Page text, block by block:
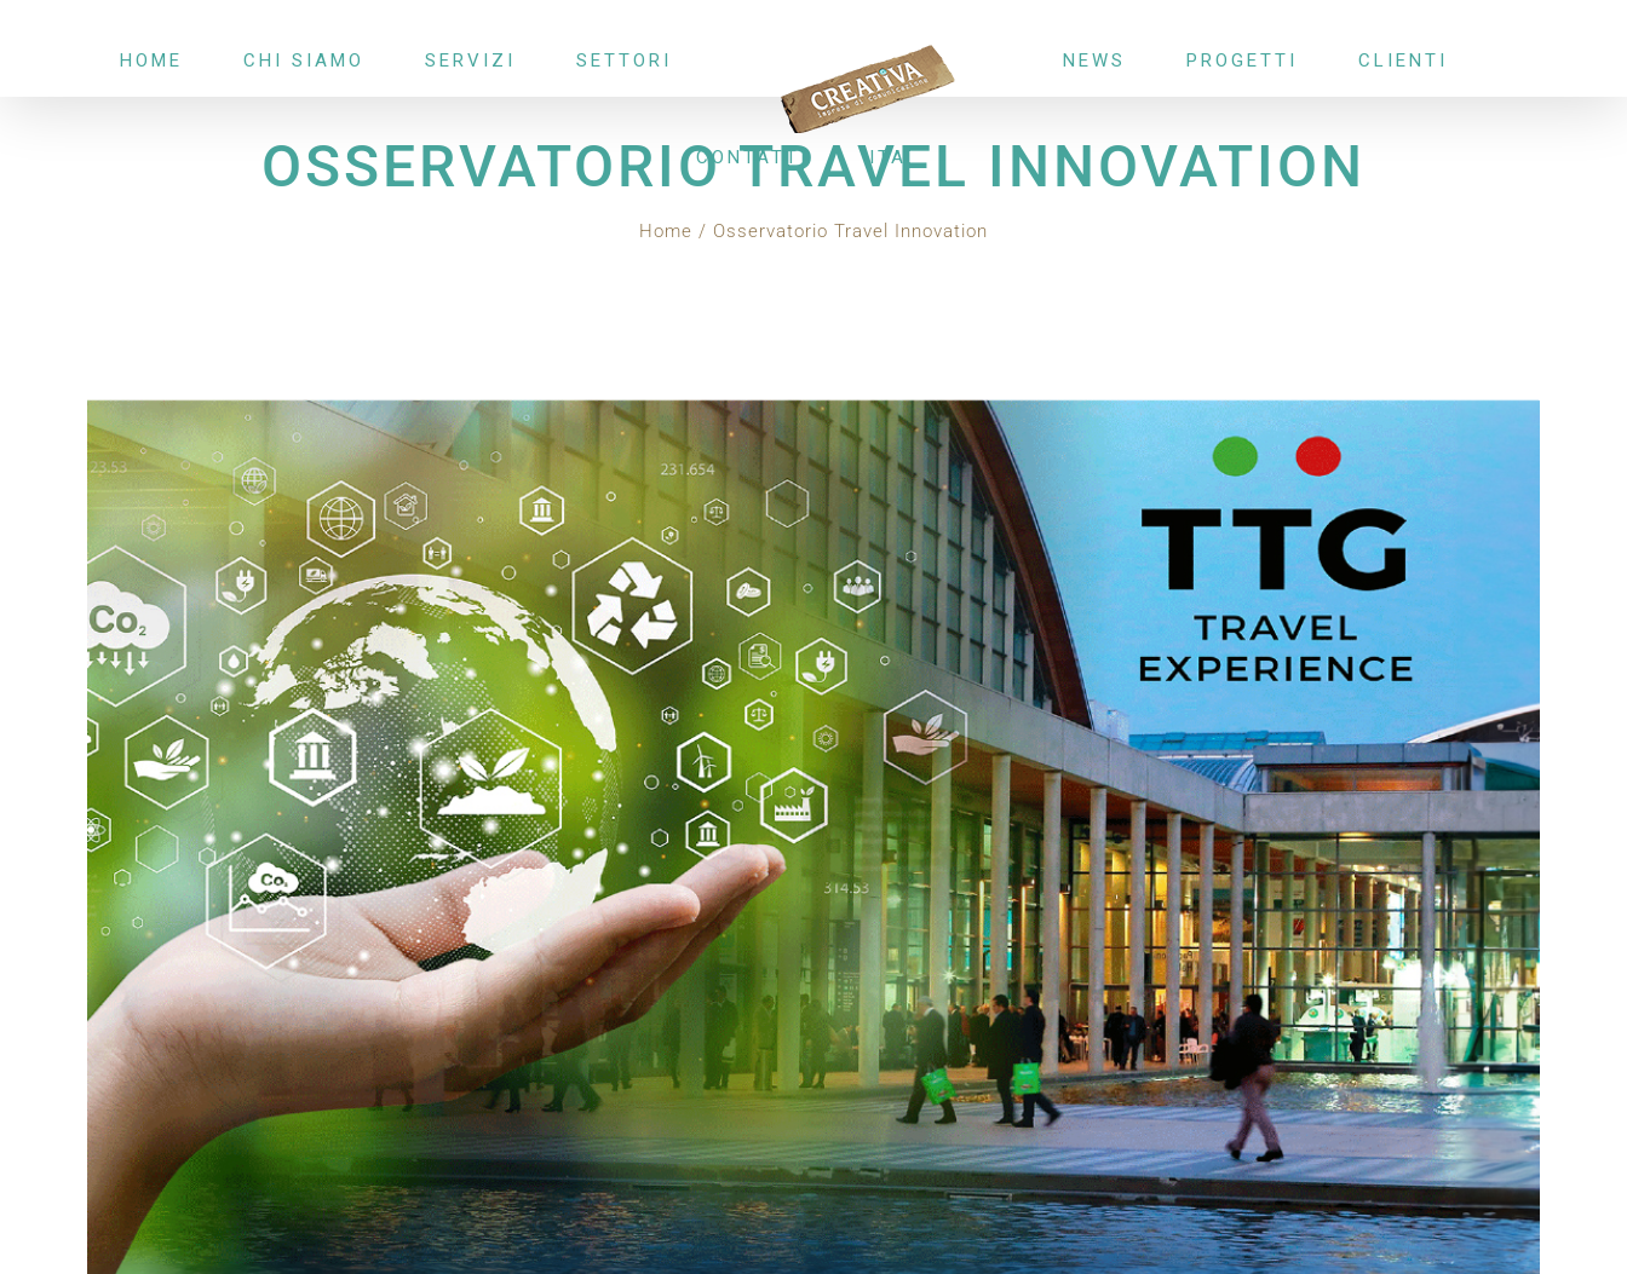
HOME CHI SIAMO SERVIZI SETTORI NEWS PROGETTI CLIENTI
CONTATTI ITA
OSSERVATORIO TRAVEL INNOVATION
Home Osservatorio Travel Innovation
Ingrandisci
immagine